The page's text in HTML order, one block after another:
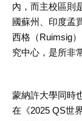
內，而主校區則
國蘇州、印度孟
西格（Ruimsig
究中心，是所非
蒙納許大學同時
在《2025 QS世